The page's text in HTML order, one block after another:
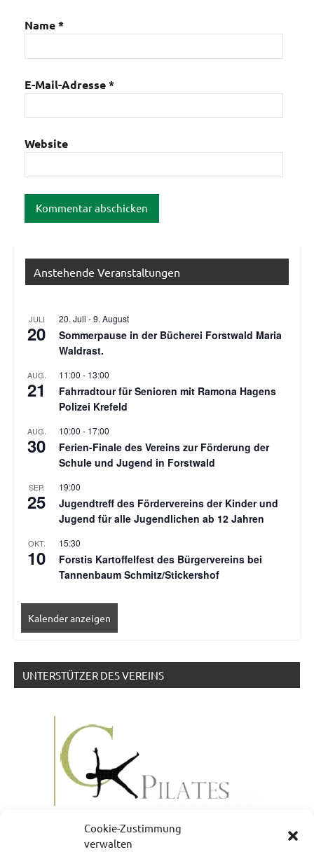
Cookie-Zustimmung
verwalten
Name*
E-Mail-Adresse*
Website
Anstehende Veranstaltungen
JULI
20
20. Juli -9. August
Sommerpause in der Bücherei Forstwald Maria
Waldrast.
AUG.
21
11:00 - 13:00
Fahrradtour für Senioren mit Ramona Hagens
Polizei Krefeld
AUG.
30
10:00 - 17:00
Ferien-Finale des Vereins zur Förderung der
Schule und Jugend in Forstwald
SEP.
25
19:00
Jugendtreff des Fördervereins der Kinder und
Jugend für alle Jugendlichen ab 12 Jahren
OKT.
10
15:30
Forstis Kartoffelfest des Bürgervereins bei
Tannenbaum Schmitz/Stickershof
Kalender anzeigen
UNTERSTÜTZER DES VEREINS